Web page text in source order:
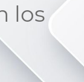
los